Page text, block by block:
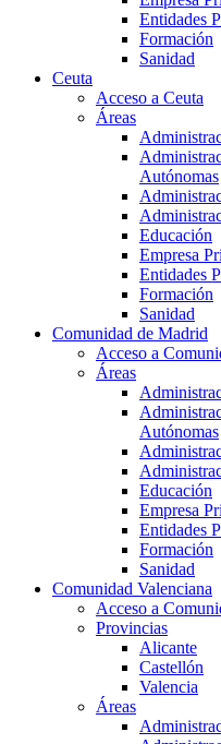
Entidades
Formación
Sanidad
Ceuta
Acceso a Ceuta
Áreas
Autónomas
Educación
Empresa
Entidades
Formación
Sanidad
Comunidad de Madrid
Acceso a
Áreas
Autónomas
Educación
Empresa
Entidades
Formación
Sanidad
Comunidad Valenciana
Acceso a
Provincias
Alicante
Castellón
Valencia
Áreas